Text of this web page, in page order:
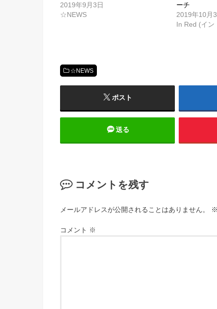
2019年9月3日
☆NEWS
ーチ
2019年10月
In Red (イン
☆NEWS
ポスト
送る
コメントを残す
メールアドレスが公開されることはありません。
コメント ※